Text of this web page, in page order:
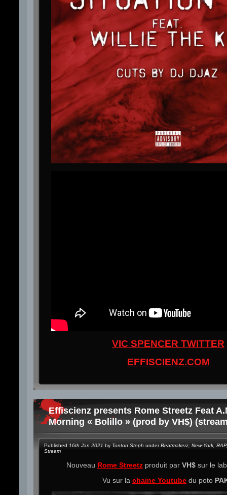
VIC SPENCER TWITTER
EFFISCIENZ.COM
Effiscienz presents Rome Streetz Feat
Morning « Bolillo » (prod by VH$)
Published 16th Jan 2021 by Tonton Steph underBeatmakerz New-York RAP
Stream
Nouveau Rome Streetzproduit par VH$sur le
Vu sur la chaine Youtube du poto